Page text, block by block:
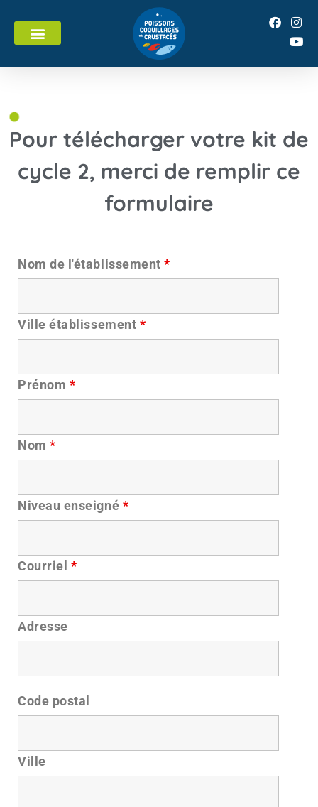
Pour télécharger votre kit de
cycle 2, merci de remplir ce
formulaire
Nom de l'établissement*
Ville établissement *
Prénom *
Nom*
Niveau enseigné *
Courriel *
Adresse
Code postal
Ville